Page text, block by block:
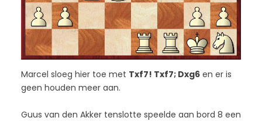
Marcel sloeg hier toe met Txf7! Txf7; Dxg6en er is
geen houden meer aan.
Guus van den Akker tenslotte speelde aan bord 8 een